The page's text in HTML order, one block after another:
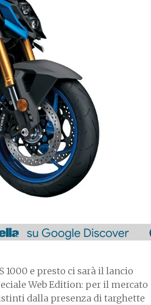
1000 e presto ci sarà il lancio
Web Edition: per il mercato
dalla presenza di targhette